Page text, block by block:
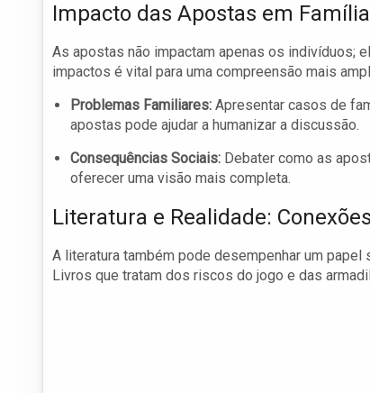
Impacto das Apostas em
As apostas não impactam apenas os indivíduos;
impactos é vital para uma compreensão mais
Problemas Familiares: Apresentar casos de
apostas pode ajudar a humanizar a discussão.
Consequências Sociais: Debater como as
oferecer uma visão mais completa.
Literatura e Realidade:
A literatura também pode desempenhar um
Livros que tratam dos riscos do jogo e das